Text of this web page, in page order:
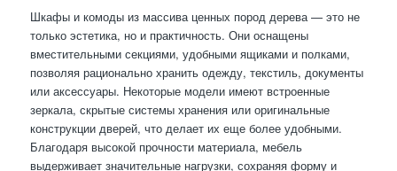
Шкафы и комоды из массива ценных пород дерева — это не
только эстетика, но и практичность. Они оснащены
вместительными секциями, удобными ящиками и полками,
позволяя рационально хранить одежду, текстиль, документы
или аксессуары. Некоторые модели имеют встроенные
зеркала, скрытые системы хранения или оригинальные
конструкции дверей, что делает их еще более удобными.
Благодаря высокой прочности материала, мебель
выдерживает значительные нагрузки, сохраняя форму и